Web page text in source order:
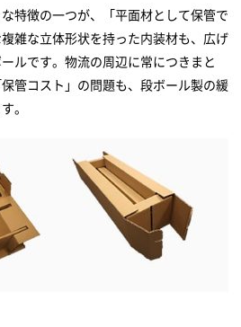
特徴の一つが、「平面材として保管で
雑な立体形状を持った内装材も、広げ
ルです。物流の周辺に常につきまと
管コスト」の問題も、段ボール製の緩
。